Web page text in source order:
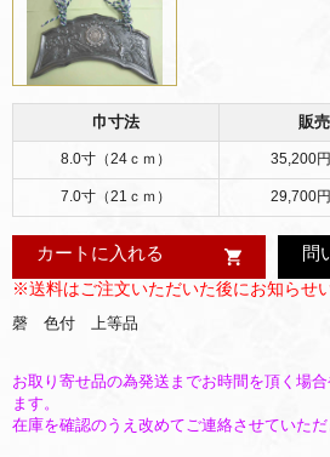
巾寸法 販
8.0寸（24ｃｍ） 35,200円
7.0寸（21ｃｍ） 29,700円
カートに入れる 問
※送料はご注文いただいた後にお知らせ
磬 色付 上等品
お取り寄せ品の為発送までお時間を頂く場
ます。
在庫を確認のうえ改めてご連絡させていただ